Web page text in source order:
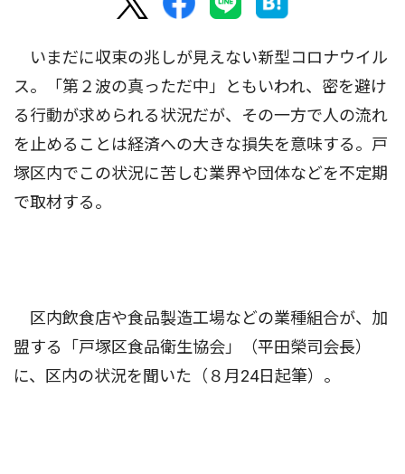
いまだに収束の兆しが見えない新型コロナウイル
ス。「第２波の真っただ中」ともいわれ、密を避け
る行動が求められる状況だが、その一方で人の流れ
を止めることは経済への大きな損失を意味する。戸
塚区内でこの状況に苦しむ業界や団体などを不定期
で取材する。
区内飲食店や食品製造工場などの業種組合が、加
盟する「戸塚区食品衛生協会」（平田榮司会長）
に、区内の状況を聞いた（８月24日起筆）。